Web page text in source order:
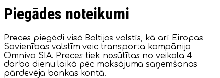
Piegādes noteikumi
Preces piegādi visā Baltijas valstīs, kā arī Eiropas
Savienības valstīm veic transporta kompānija
Omniva SIA. Preces tiek nosūtītas no veikala 4
darba dienu laikā pēc maksājuma saņemšanas
pārdevēja bankas kontā.